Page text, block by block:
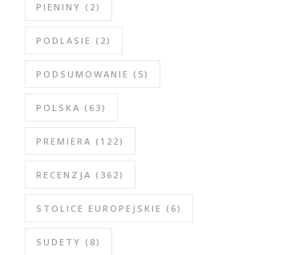
PIENINY (2)
PODLASIE (2)
PODSUMOWANIE (5)
POLSKA (63)
PREMIERA (122)
RECENZJA (362)
STOLICE EUROPEJSKIE (6)
SUDETY (8)